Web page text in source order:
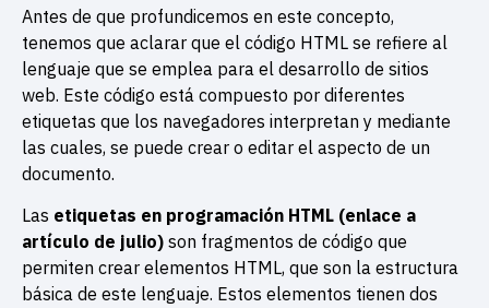
Antes de que profundicemos en este concepto,
tenemos que aclarar que el código HTML se refiere al
lenguaje que se emplea para el desarrollo de sitios
web. Este código está compuesto por diferentes
etiquetas que los navegadores interpretan y mediante
las cuales, se puede crear o editar el aspecto de un
documento.
Las etiquetas en programación HTML (enlace a
artículo de julio) son fragmentos de código que
permiten crear elementos HTML, que son la estructura
básica de este lenguaje. Estos elementos tienen dos